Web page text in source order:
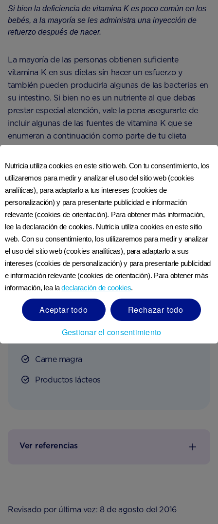
Si bien la deficiencia de vitamina K es poco común en los
bebés, a la mayoría se les administra una inyección de
refuerzo después de nacer.
La mayoría de las personas obtienen suficiente
vitamina K en sus dietas sin hacer un esfuerzo y
también pueden producirla algunas de las bacterias en
su intestino. Si bien no es un nutriente al que debas
prestar especial atención, vale la pena asegurarte de
incluir algunas de las fuentes de vitamina K que se
enumeran a continuación como parte de tu dieta
SIGUIENTES PASOS
Incluye estos alimentos ricos en
vitamina K como parte de tu
dieta saludable y equilibrada:
Vegetales de hoja verde como espinacas,
brócoli, repollo y col rizada
Aceites vegetales, especialmente aceite de
Carne magra
Productos lácteos
Ver referencias
Revisado por última vez: 8 de agosto del 2016
Nutricia utiliza cookies en este sitio web. Con tu consentimiento, los
utilizaremos para medir y analizar el uso del sitio web (cookies
analíticas), para adaptarlo a tus intereses (cookies de
personalización) y para presentarte publicidad e información
relevante (cookies de orientación). Para obtener más información,
lee la declaración de cookies. Nutricia utiliza cookies en este sitio
web. Con su consentimiento, los utilizaremos para medir y analizar
el uso del sitio web (cookies analíticas), para adaptarlo a sus
intereses (cookies de personalización) y para presentarle publicidad
e información relevante (cookies de orientación). Para obtener más
información, lea ladeclaración de cookies.
Aceptar todo
Rechazar todo
Gestionar el consentimiento